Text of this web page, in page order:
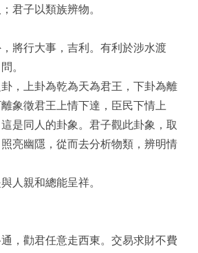
君子以類族辨物。
將行大事，吉利。有利於涉水渡
。
卦，上卦為乾為天為君王，下卦為離
象徵君王上情下達，臣民下情上
是同人的卦象。君子觀此卦象，取
亮幽隱，從而去分析物類，辨明情
人親和總能呈祥。
，勸君任意走西東。交易求財不費